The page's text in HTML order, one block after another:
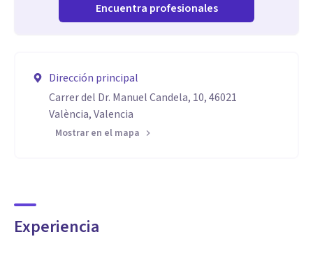
Encuentra profesionales
Dirección principal
Carrer del Dr. Manuel Candela, 10, 46021
València, Valencia
Mostrar en el mapa
Experiencia